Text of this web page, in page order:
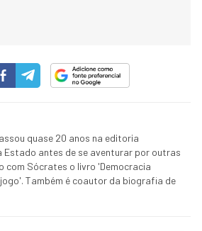
quase 20 anos na editoria
Estado antes de se aventurar por outras
com Sócrates o livro 'Democracia
Também é coautor da biografia de